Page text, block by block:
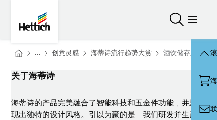
打开/关闭
打开/
You are here:
Homepage
... 创意灵感Homepage
海蒂诗流行趋势大赏Homepage
酒饮储存新纪元
关于海蒂诗
海蒂诗的产品完美融合了智能科技和五金件功能，并呈
现出独特的设计风格。引以为豪的是，我们研发并生产